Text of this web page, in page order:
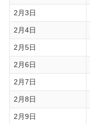
2月3日
2月4日
2月5日
2月6日
2月7日
2月8日
2月9日